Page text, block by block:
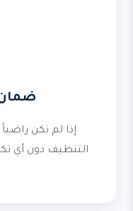
ضمان
إذا لم تكن
التنظيف دون أي